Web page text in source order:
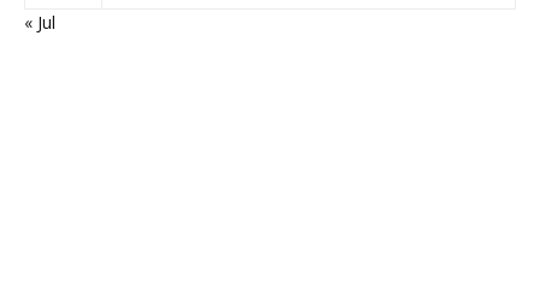
« Jul